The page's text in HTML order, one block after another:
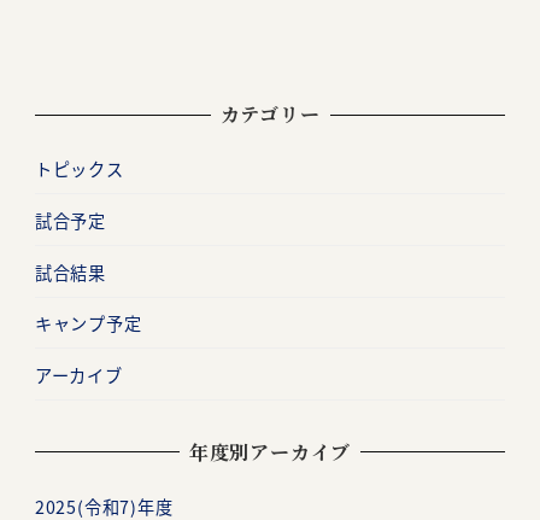
カテゴリー
トピックス
試合予定
試合結果
キャンプ予定
アーカイブ
年度別アーカイブ
2025(令和7)年度